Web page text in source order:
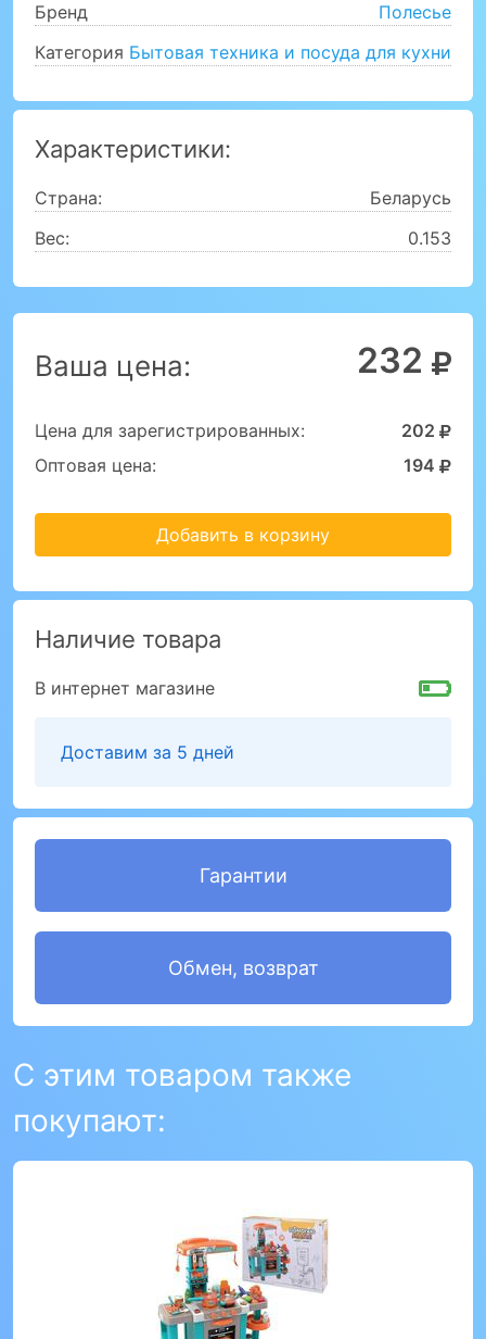
Бренд
Полесье
Категория Бытовая техника и посуда для кухни
Характеристики:
Страна:
Беларусь
Вес:
0.153
Ваша цена: 232
Цена для зарегистрированных:
202
Оптовая цена:
194
Добавить в корзину
Наличие товара
В интернет магазине
Доставим за 5 дней
Гарантии
Обмен, возврат
С этим товаром также
покупают: